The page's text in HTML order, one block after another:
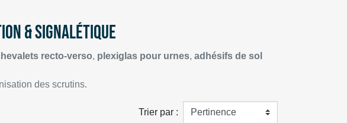
& SIGNALÉTIQUE
recto-verso, plexiglas pour urnes, adhésifs de sol
des scrutins.
Trier par :